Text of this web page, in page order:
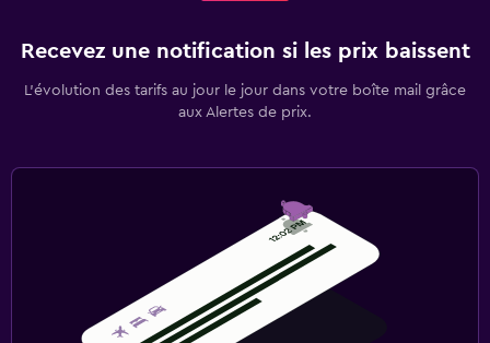
Recevez une notification si les prix baissent
L’évolution des tarifs au jour le jour dans votre boîte mail grâce
aux Alertes de prix.